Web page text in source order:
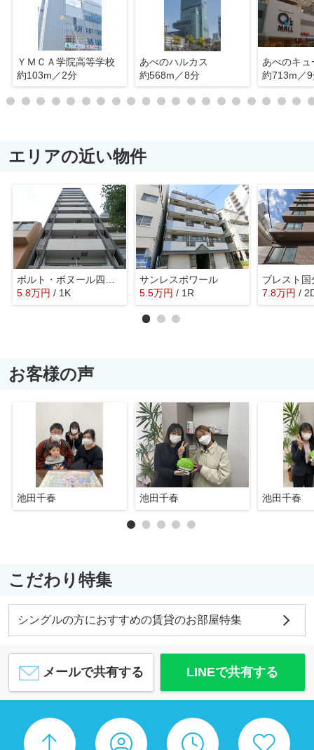
ＹＭＣＡ学院高等学校
約103m／2分
あべのハルカス
約568m／8分
あべのキ
約713m／
エリアの近い物件
ポルト・ボヌール四天王寺夕陽ヶ丘ミラージュ
5.8万円 / 1K
サンレスポワール
5.5万円 / 1R
ブレスト国
7.8万円 /
お客様の声
池田千春 池田千春 池田千春
こだわり特集
シングルの方におすすめの賃貸のお部屋特集
メールで共有する LINEで共有する